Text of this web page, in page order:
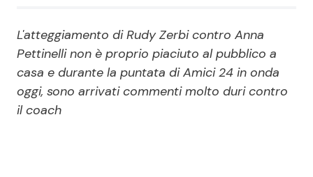
Soap Opera
ShowBiz Social News
L'atteggiamento di Rudy Zerbi contro Anna
Pettinelli non è proprio piaciuto al pubblico a
casa e durante la puntata di Amici 24 in onda
oggi, sono arrivati commenti molto duri contro
il coach